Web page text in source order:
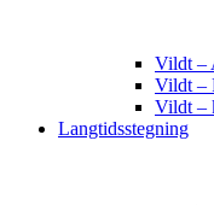
Vildt –
Vildt –
Vildt –
Langtidsstegning